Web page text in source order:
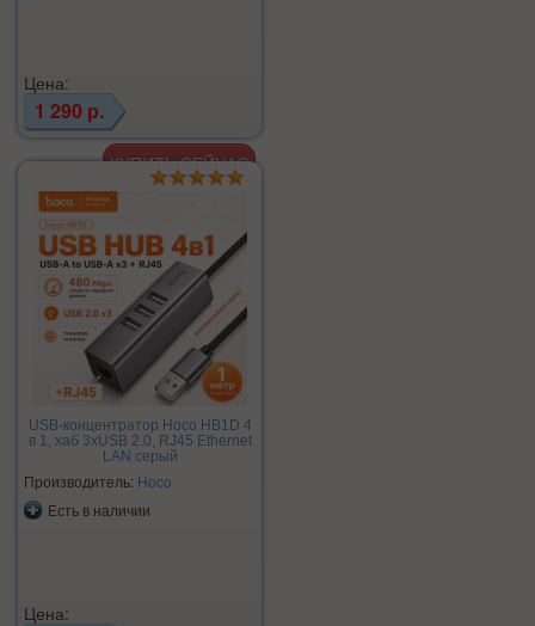
Цена:
1 290 р.
USB-концентратор Hoco HB1D 4
в 1, хаб 3xUSB 2.0, RJ45 Ethernet
LAN серый
Производитель: Hoco
Есть в наличии
Цена: